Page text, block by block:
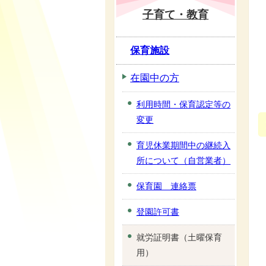
子育て・教育
保育施設
在園中の方
利用時間・保育認定等の
変更
育児休業期間中の継続入
所について（自営業者）
保育園 連絡票
登園許可書
就労証明書（土曜保育
用）